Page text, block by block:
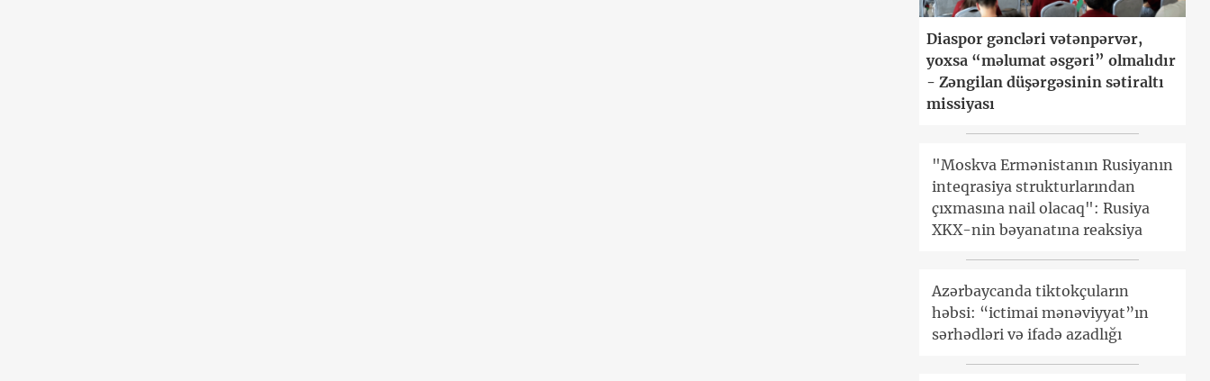
Diaspor gəncləri vətənpərvər,
yoxsa “məlumat əsgəri” olmalıdır
- Zəngilan düşərgəsinin sətiraltı
missiyası
"Moskva Ermənistanın Rusiyanın
inteqrasiya strukturlarından
çıxmasına nail olacaq": Rusiya
XKX-nin bəyanatına reaksiya
Azərbaycanda tiktokçuların
həbsi: “ictimai mənəviyyat”ın
sərhədləri və ifadə azadlığı